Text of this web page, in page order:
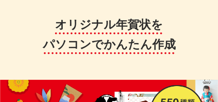
オリジナル年賀状を
パソコンでかんたん作成